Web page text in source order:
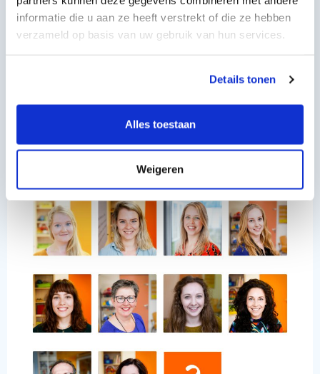
informatie die u aan ze heeft verstrekt of die ze hebben
verzameld op basis van uw gebruik van hun services.
Details tonen
Alles toestaan
Weigeren
met jou! Bel dan Annelot voor het maken van een
afspraak. Het telefoonnummer is 050 54 19 100.
Terug naar nieuwsoverzicht